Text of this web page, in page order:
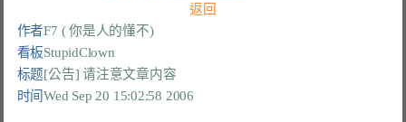
返回
作者F7 ( 你是人的懂不)
看板StupidClown
标题[公告] 请注意文章内容
时间Wed Sep 20 15:02:58 2006